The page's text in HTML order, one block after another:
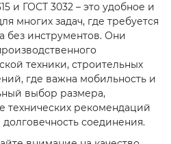
и ГОСТ 3032 – это удобное и
многих задач, где требуется
без инструментов. Они
техники, строительных
где важна мобильность и
выбор размера,
технических рекомендаций
соединения.